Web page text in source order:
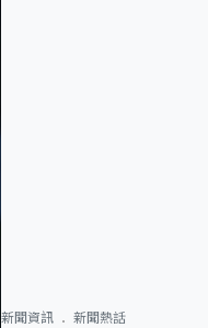
新聞資訊 新聞熱話